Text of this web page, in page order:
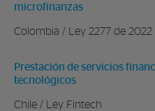
microfinanzas
Colombia / Ley 2277 de 2022
Prestación de servicios
tecnológicos
Chile / Ley Fintech